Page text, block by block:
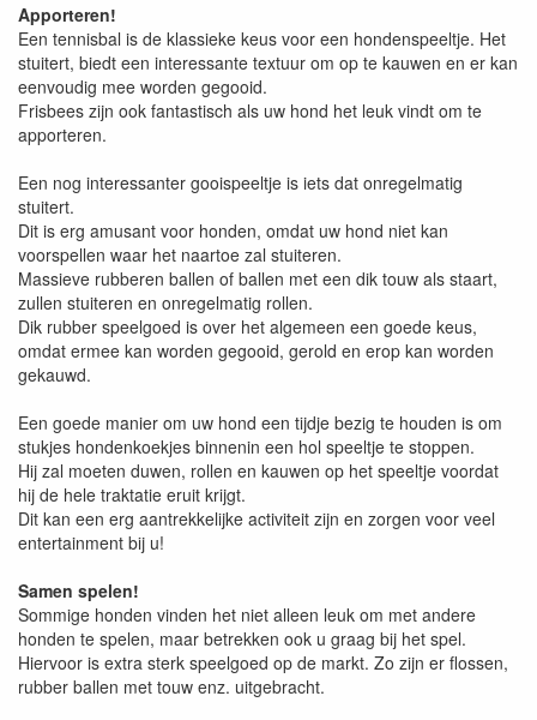
Apporteren!
Een tennisbal is de klassieke keus voor een hondenspeeltje. Het
stuitert, biedt een interessante textuur om op te kauwen en er kan
eenvoudig mee worden gegooid.
Frisbees zijn ook fantastisch als uw hond het leuk vindt om te
apporteren.
Een nog interessanter gooispeeltje is iets dat onregelmatig
stuitert.
Dit is erg amusant voor honden, omdat uw hond niet kan
voorspellen waar het naartoe zal stuiteren.
Massieve rubberen ballen of ballen met een dik touw als staart,
zullen stuiteren en onregelmatig rollen.
Dik rubber speelgoed is over het algemeen een goede keus,
omdat ermee kan worden gegooid, gerold en erop kan worden
gekauwd.
Een goede manier om uw hond een tijdje bezig te houden is om
stukjes hondenkoekjes binnenin een hol speeltje te stoppen.
Hij zal moeten duwen, rollen en kauwen op het speeltje voordat
hij de hele traktatie eruit krijgt.
Dit kan een erg aantrekkelijke activiteit zijn en zorgen voor veel
entertainment bij u!
Samen spelen!
Sommige honden vinden het niet alleen leuk om met andere
honden te spelen, maar betrekken ook u graag bij het spel.
Hiervoor is extra sterk speelgoed op de markt. Zo zijn er flossen,
rubber ballen met touw enz. uitgebracht.